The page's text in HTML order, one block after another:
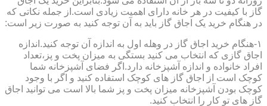
گاز با کیفیت در هر خانه دارای اهمیت زیادی است.از جمله نکاتی که
در هنگام خرید یک اجاق گاز باید به آن توجه کنید به صورت زیر است:
۱-هنگام خرید اجاق گاز در وهله اول به اندازه آن توجه کنید.اندازه
اجاق گازی که انتخاب می کنید بستگی به میزان پخت و پز،تعداد
افراد خانواده و اندازه آشپزخانه دارد.اگر فضای آشپزخانه شما
کوچک است از اجاق گاز های کوچک استفاده کنید و اگر با وجود
کوچک بودن آشپزخانه میزان پخت و پز شما بالا است می توانید اجاق
گاز های تو کار را انتخاب کنید.